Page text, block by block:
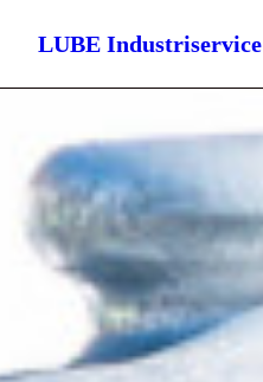
LUBE Industriservice
START
HYDRAULIK
SMÖRJMEDEL & OLJOR
SVETS
GAS & GASOL
MÄTTEKNIK – LASER
KONTAKT